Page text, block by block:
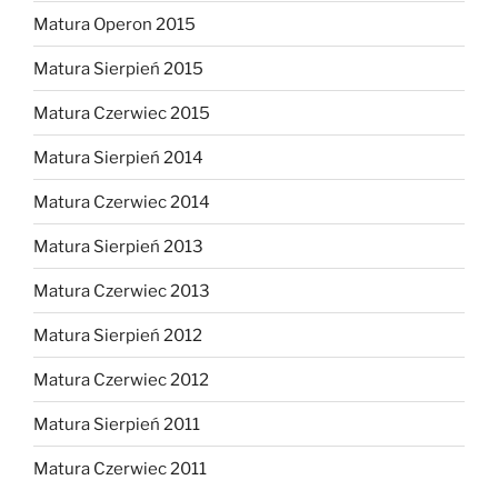
Matura Operon 2015
Matura Sierpień 2015
Matura Czerwiec 2015
Matura Sierpień 2014
Matura Czerwiec 2014
Matura Sierpień 2013
Matura Czerwiec 2013
Matura Sierpień 2012
Matura Czerwiec 2012
Matura Sierpień 2011
Matura Czerwiec 2011